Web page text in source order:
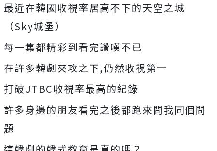
最近在韓國收視率居高不下的天空之城
（Sky城堡）
每一集都精彩到看完讚嘆不已
在許多韓劇夾攻之下,仍然收視第一
打破JTBC收視率最高的紀錄
許多身邊的朋友看完之後都跑來問我同個問
題